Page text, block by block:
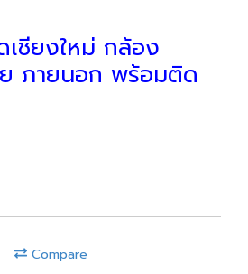
ชียงใหม่ กล้อง
ภายนอก พร้อมติด
Compare